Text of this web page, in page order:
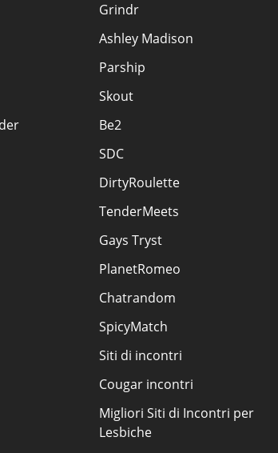
Grindr
Ashley Madison
Parship
Skout
Be2
SDC
DirtyRoulette
TenderMeets
Gays Tryst
PlanetRomeo
Chatrandom
SpicyMatch
Siti di incontri
Cougar incontri
Migliori Siti di Incontri per
Lesbiche